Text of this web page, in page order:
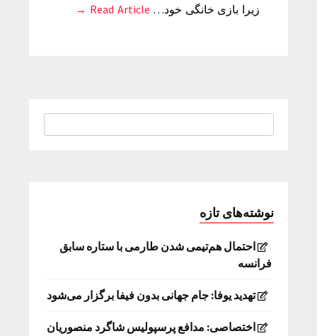
زیرا بازی خانگی خود… Read Article →
نوشته‌های تازه
احتمال هم‌تیمی شدن طارمی با ستاره سابق
فرانسه
تهدید یوفا: جام جهانی بدون فیفا برگزار می‌شود
اختصاصی: مدافع پرسپولیس شاگرد منصوریان